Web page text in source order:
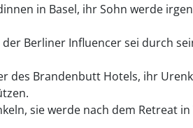
in Basel, ihr Sohn werde
Berliner Influencer sei durch
des Brandenbutt Hotels, ihr
sie werde nach dem Retreat